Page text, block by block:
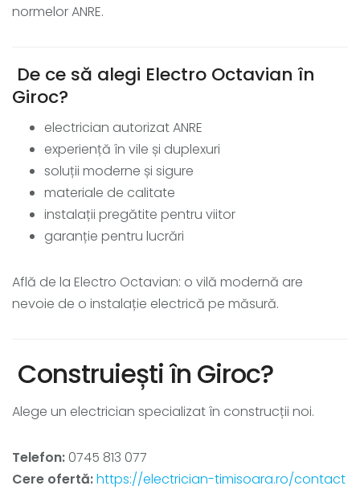
normelor ANRE.
De ce să alegi Electro Octavian în
Giroc?
electrician autorizat ANRE
experiență în vile și duplexuri
soluții moderne și sigure
materiale de calitate
instalații pregătite pentru viitor
garanție pentru lucrări
Află de la Electro Octavian: o vilă modernă are
nevoie de o instalație electrică pe măsură.
Construiești în Giroc?
Alege un electrician specializat în construcții noi.
Telefon: 0745 813 077
Cere ofertă:https://electrician-timisoara.ro/contact